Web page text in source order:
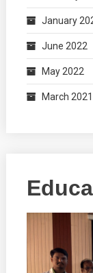
January
June 2022
May 2022
March 2021